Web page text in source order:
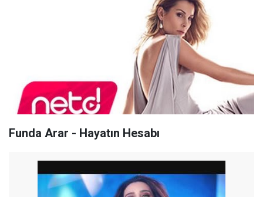
Funda Arar - Hayatın Hesabı